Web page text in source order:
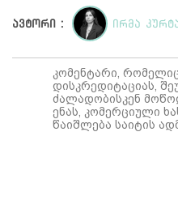
ავტორი : ირმა
კომენტარი, რომელიც
დისკრედიტაციას,
ძალადობისკენ
ენას, კომერციული
წაიშლება საიტის